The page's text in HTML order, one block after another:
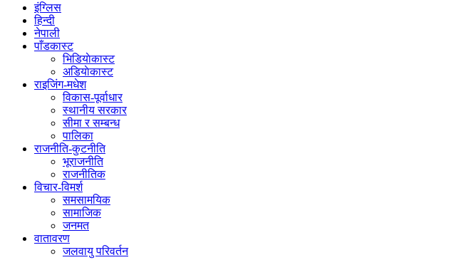
इंग्लिस
हिन्दी
नेपाली
पाँडकास्ट
भिडियाेकास्ट
अडियाेकास्ट
राइजिंग-मधेश
विकास-पूर्वाधार
स्थानीय सरकार
सीमा र सम्बन्ध
पालिका
राजनीति-कुटनीति
भूराजनीति
राजनीतिक
विचार-विमर्श
समसामयिक
सामाजिक
जनमत
वातावरण
जलवायु परिवर्तन